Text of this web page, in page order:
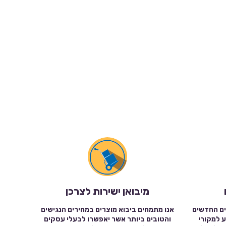
החדשים
למקורי
מיבואן ישירות לצרכן
אנו מתמחים ביבוא מוצרים במחירים הנגישים
והטובים ביותר אשר יאפשרו לבעלי עסקים